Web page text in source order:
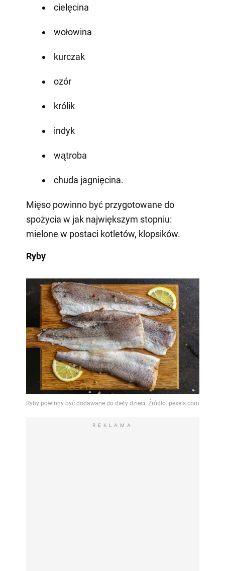
cielęcina
wołowina
kurczak
ozór
królik
indyk
wątroba
chuda jagnięcina.
Mięso powinno być przygotowane do
spożycia w jak największym stopniu:
mielone w postaci kotletów, klopsików.
Ryby
REKLAMA